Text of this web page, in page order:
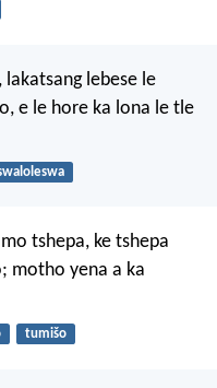
lebese le
e le hore ka lona le tle
tshepa, ke tshepa
motho yena a ka
tumišo